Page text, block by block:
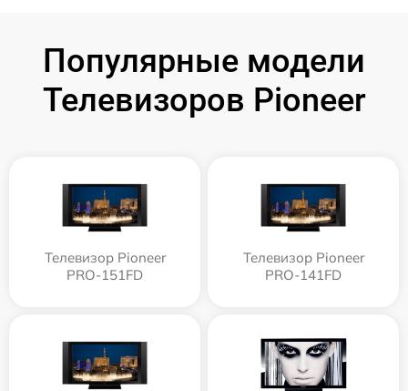
Популярные модели
Телевизоров Pioneer
Телевизор Pioneer
PRO-151FD
Телевизор Pioneer
PRO-141FD